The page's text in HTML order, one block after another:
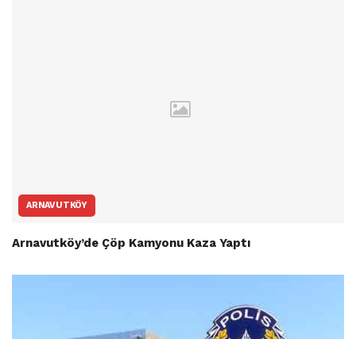
ARNAVUTKÖY
Arnavutköy’de Çöp Kamyonu Kaza Yaptı